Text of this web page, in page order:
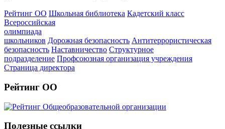
Рейтинг ОО Школьная библиотека Кадетский класс
Всероссийская
олимпиада
школьников Дорожная безопасность Антитеррористическая
безопасность Наставничество Структурное
подразделение Профсоюзная организация учреждения
Страница директора
Рейтинг ОО
Полезные ссылки